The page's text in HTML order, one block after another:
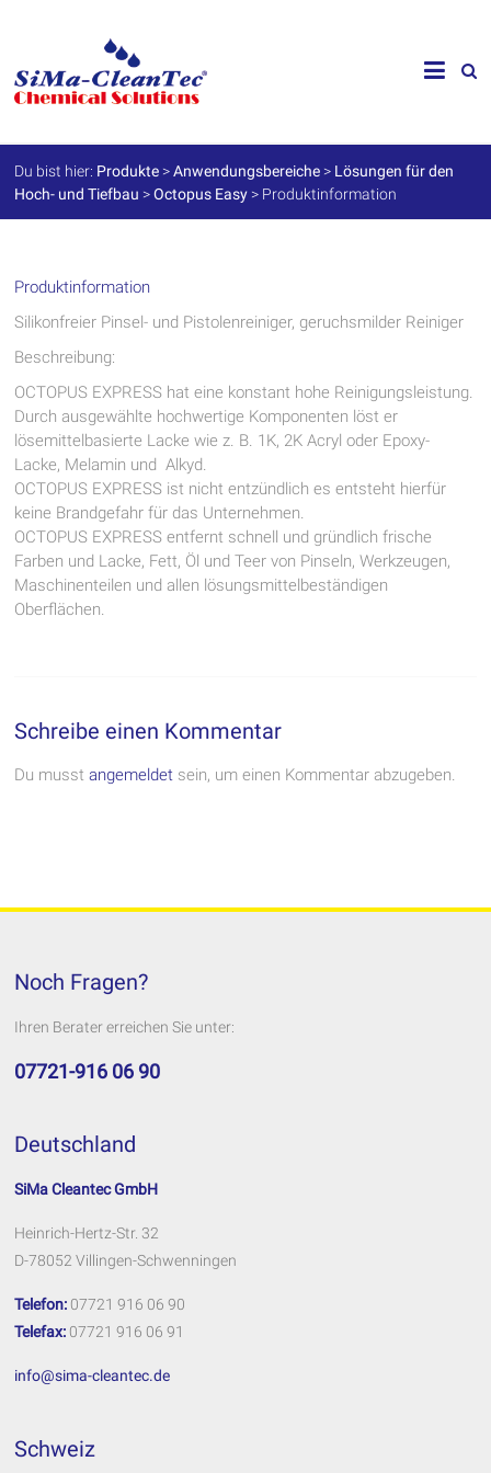
SiMa-
Cleantec
GmbH
Spezialprodukte
für
Werterhalt
Du bist hier: Produkte >Anwendungsbereiche > Lösungen für den
Hoch- und Tiefbau >Octopus Easy > Produktinformation
Produktinformation
Silikonfreier Pinsel- und Pistolenreiniger, geruchsmilder Reiniger
Beschreibung:
OCTOPUS EXPRESS hat eine konstant hohe Reinigungsleistung.
Durch ausgewählte hochwertige Komponenten löst er
lösemittelbasierte Lacke wie z. B. 1K, 2K Acryl oder Epoxy-
Lacke, Melamin und Alkyd.
OCTOPUS EXPRESS ist nicht entzündlich es entsteht hierfür
keine Brandgefahr für das Unternehmen.
OCTOPUS EXPRESS entfernt schnell und gründlich frische
Farben und Lacke, Fett, Öl und Teer von Pinseln, Werkzeugen,
Maschinenteilen und allen lösungsmittelbeständigen
Oberflächen.
Schreibe einen Kommentar
Du musstangemeldet sein, um einen Kommentar abzugeben.
Noch Fragen?
Ihren Berater erreichen Sie unter:
07721-916 06 90
Deutschland
SiMa Cleantec GmbH
Heinrich-Hertz-Str. 32
D-78052 Villingen-Schwenningen
Telefon: 07721 916 06 90
Telefax: 07721 916 06 91
info@sima-cleantec.de
Schweiz